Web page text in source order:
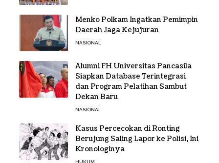
Menko Polkam Ingatkan Pemimpin
Daerah Jaga Kejujuran
NASIONAL
Alumni FH Universitas Pancasila
Siapkan Database Terintegrasi
dan Program Pelatihan Sambut
Dekan Baru
NASIONAL
Kasus Percecokan di Ronting
Berujung Saling Lapor ke Polisi, Ini
Kronologinya